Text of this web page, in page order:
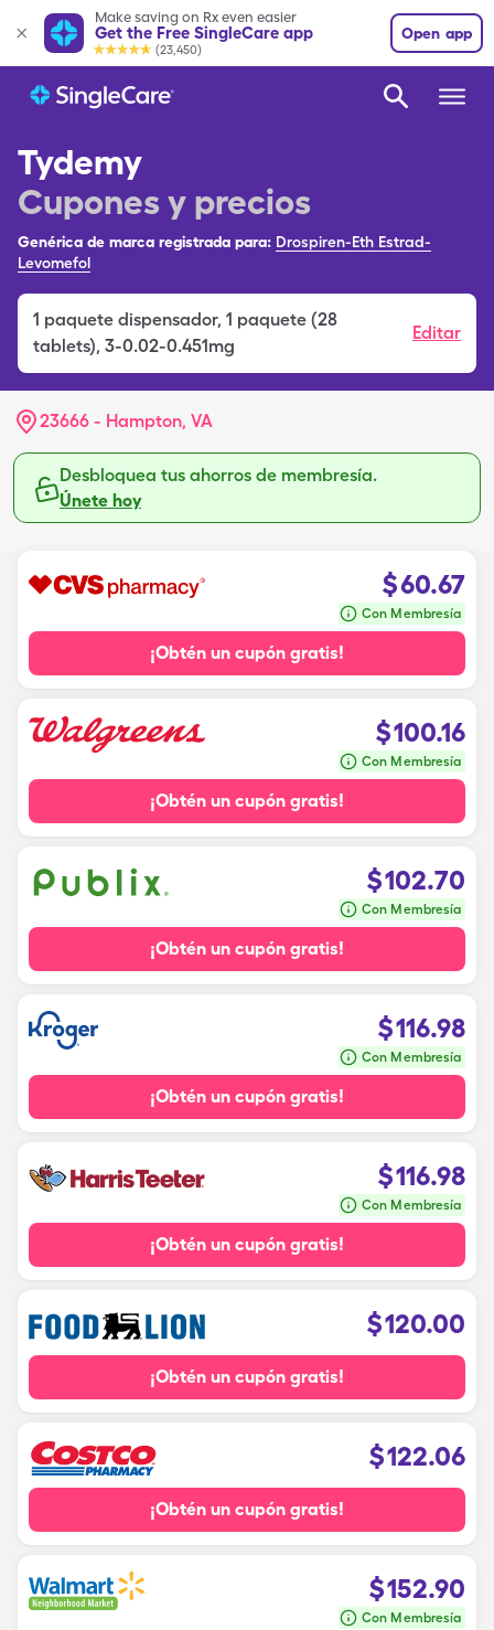
Make saving on Rx even easier
Get the Free SingleCare app
(23,450)
Open app
Tydemy
Cupones y precios
Genérica de marca registrada para: Drospiren-Eth Estrad-
Levomefol
1 paquete dispensador, 1 paquete (28
tablets), 3-0.02-0.451mg
Editar
23666 - Hampton, VA
Desbloquea tus ahorros de membresía.
Únete hoy
$60.67
Con Membresía
¡Obtén un cupón gratis!
$100.16
Con Membresía
¡Obtén un cupón gratis!
$102.70
Con Membresía
¡Obtén un cupón gratis!
$116.98
Con Membresía
¡Obtén un cupón gratis!
$116.98
Con Membresía
¡Obtén un cupón gratis!
$120.00
¡Obtén un cupón gratis!
$122.06
¡Obtén un cupón gratis!
$152.90
Con Membresía